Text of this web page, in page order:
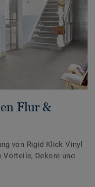
Flur &
von Rigid Klick Vinyl
Vorteile, Dekore und